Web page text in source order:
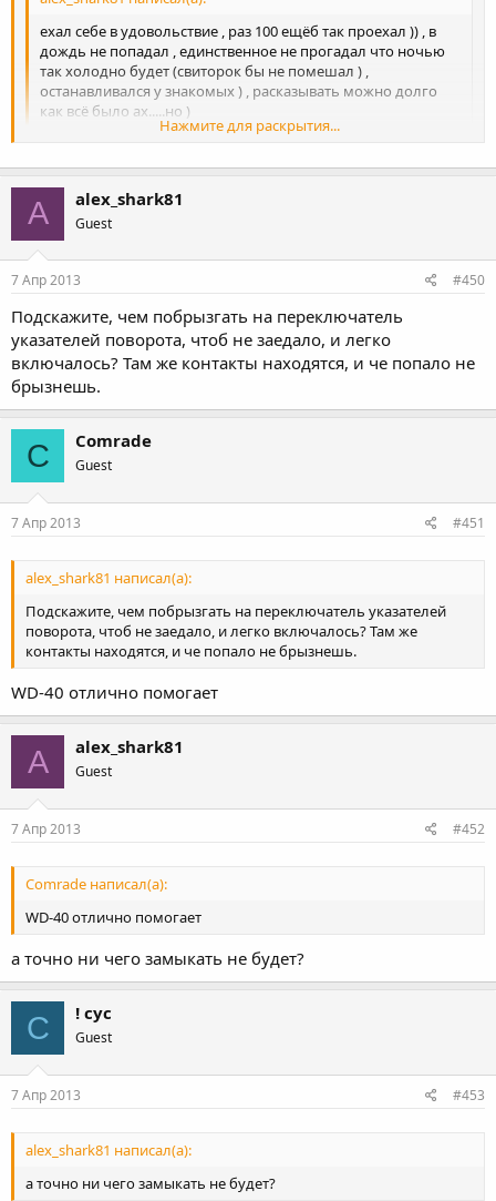
ехал себе в удовольствие , раз 100 ещёб так проехал )) , в
дождь не попадал , единственное не прогадал что ночью
так холодно будет (свиторок бы не помешал ) ,
останавливался у знакомых ) , расказывать можно долго
как всё было ах.....но )
приключений. К здоровому адреналину. Вот и хочу на дальняк
попробовать. Пока только на 1100 км до Тюмени к другу.
Обратно, возможно, в паре поедем. У нас, конечно, не такие
живописные места, как в вашей степи, но, за неимением
лучшего..... Короче, если съезжу - отпишусь.
Нажмите для раскрытия...
A alex_shark81
Guest
7 Апр 2013 #450
Подскажите, чем побрызгать на переключатель
указателей поворота, чтоб не заедало, и легко
включалось? Там же контакты находятся, и че попало не
брызнешь.
C Comrade
Guest
7 Апр 2013 #451
alex_shark81 написал(а):
Подскажите, чем побрызгать на переключатель указателей
поворота, чтоб не заедало, и легко включалось? Там же
контакты находятся, и че попало не брызнешь.
WD-40 отлично помогает
A alex_shark81
Guest
7 Апр 2013 #452
Comrade написал(а):
WD-40 отлично помогает
а точно ни чего замыкать не будет?
С ! сус
Guest
7 Апр 2013 #453
alex_shark81 написал(а):
а точно ни чего замыкать не будет?